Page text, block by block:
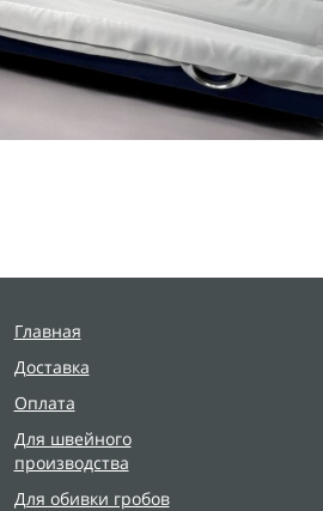
Главная
Доставка
Оплата
Для швейного
производства
Для обивки гробов